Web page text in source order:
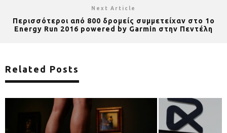
Next Article
Περισσότεροι από 800 δρομείς συμμετείχαν στο 1ο
Energy Run 2016 powered by Garmin στην Πεντέλη
Related Posts